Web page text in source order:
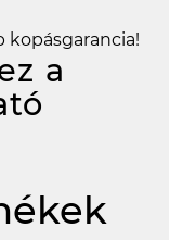
kopásgarancia!
a